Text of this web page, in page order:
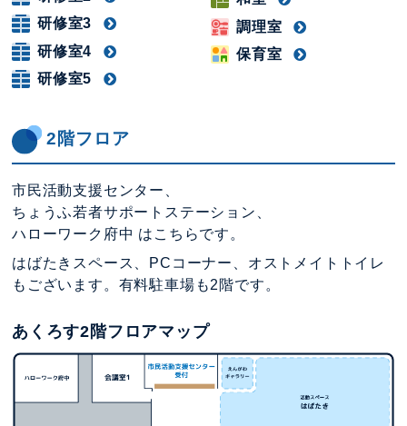
研修室3
研修室4
研修室5
調理室
保育室
2階フロア
市民活動支援センター、
ちょうふ若者サポートステーション、
ハローワーク府中 はこちらです。
はばたきスペース、PCコーナー、オストメイトトイレ
もございます。有料駐車場も2階です。
あくろす2階フロアマップ